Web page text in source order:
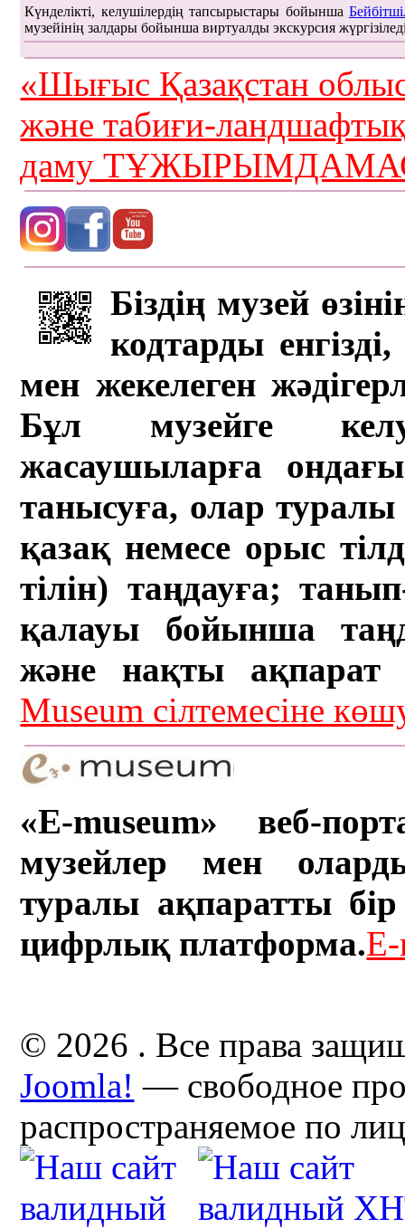
Күнделікті, келушілердің тапсырыстары бойынша
музейінің залдары бойынша виртуалды экскурсия
«Шығыс Қазақстан
және табиғи-
даму
Біздің музей
кодтарды
мен жекелеген
Бұл музейге
жасаушыларға
танысуға, олар туралы
қазақ немесе орыс
тілін) таңдауға;
қалауы бойынша
және нақты ақпарат
Museum сілтемесіне
«E-museum» веб-
музейлер мен
туралы ақпаратты бір
цифрлық платформа.
© 2026 . Все права
Joomla! — свободное
распространяемое по